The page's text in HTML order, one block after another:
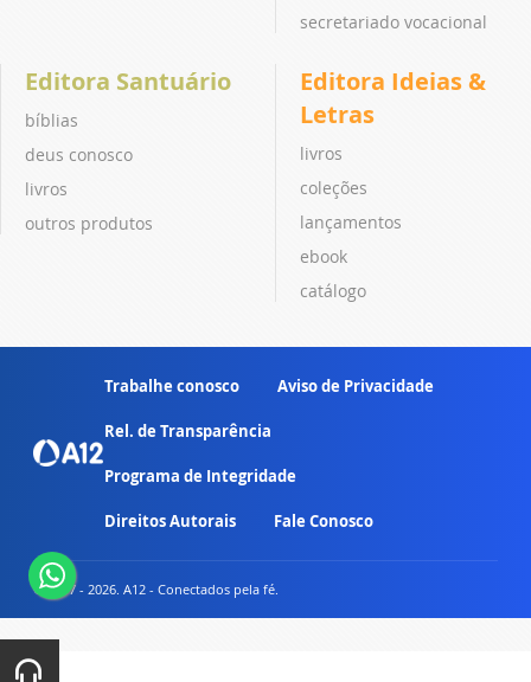
secretariado vocacional
Editora Santuário
bíblias
deus conosco
livros
outros produtos
Editora Ideias &
Letras
livros
coleções
lançamentos
ebook
catálogo
Trabalhe conosco Aviso de Privacidade
Rel. de Transparência
Programa de Integridade
Direitos Autorais Fale Conosco
© 2007 - 2026. A12 - Conectados pela fé.